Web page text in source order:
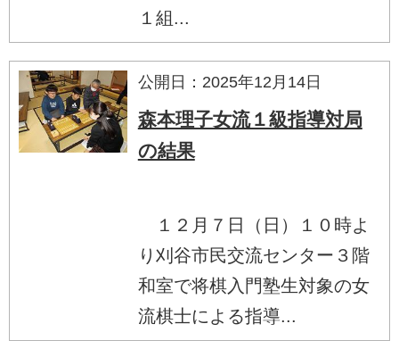
１組...
公開日：2025年12月14日
森本理子女流１級指導対局
の結果
１２月７日（日）１０時よ
り刈谷市民交流センター３階
和室で将棋入門塾生対象の女
流棋士による指導...